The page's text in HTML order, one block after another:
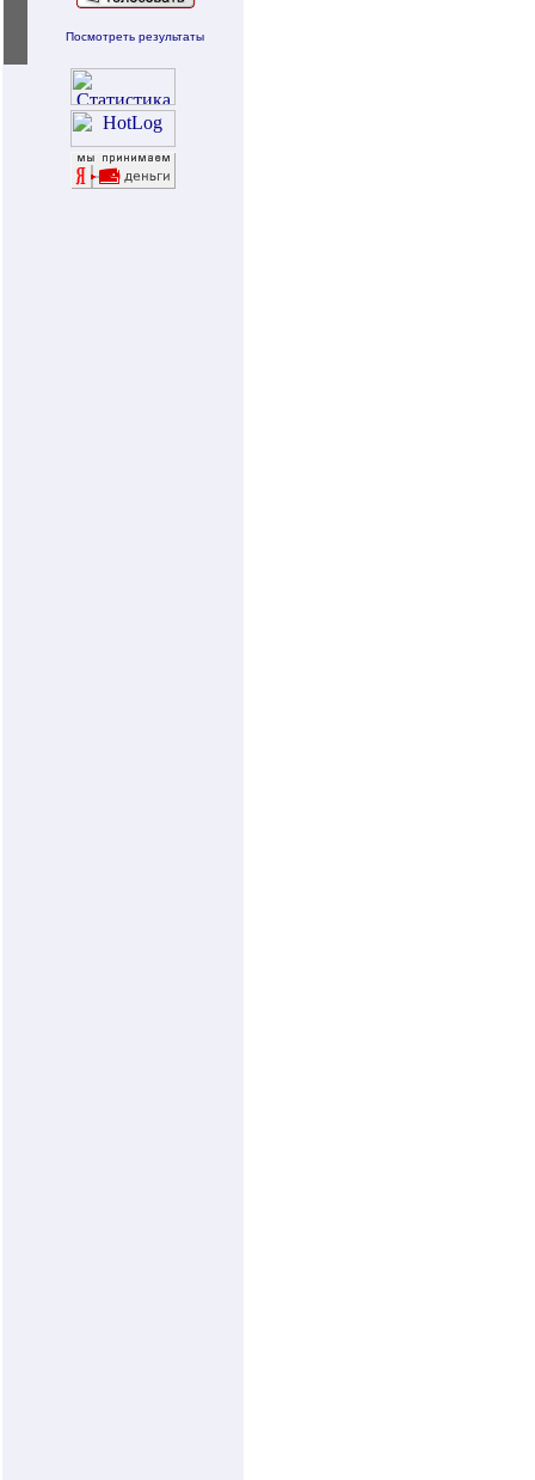
Посмотреть результаты